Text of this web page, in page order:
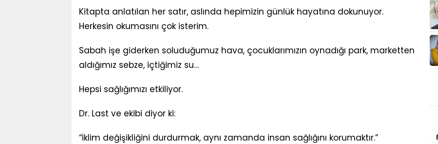
Kitapta anlatılan her satır, aslında hepimizin günlük hayatına dokunuyor.
Herkesin okumasını çok isterim.
Sabah işe giderken soluduğumuz hava, çocuklarımızın oynadığı park, marketten
aldığımız sebze, içtiğimiz su…
Hepsi sağlığımızı etkiliyor.
Dr. Last ve ekibi diyor ki:
“İklim değişikliğini durdurmak, aynı zamanda insan sağlığını korumaktır.”